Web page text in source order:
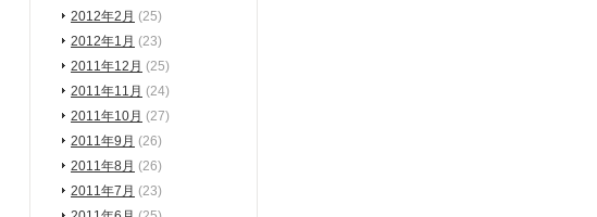
2012年2月 (25)
2012年1月 (23)
2011年12月 (25)
2011年11月 (24)
2011年10月 (27)
2011年9月 (26)
2011年8月 (26)
2011年7月 (23)